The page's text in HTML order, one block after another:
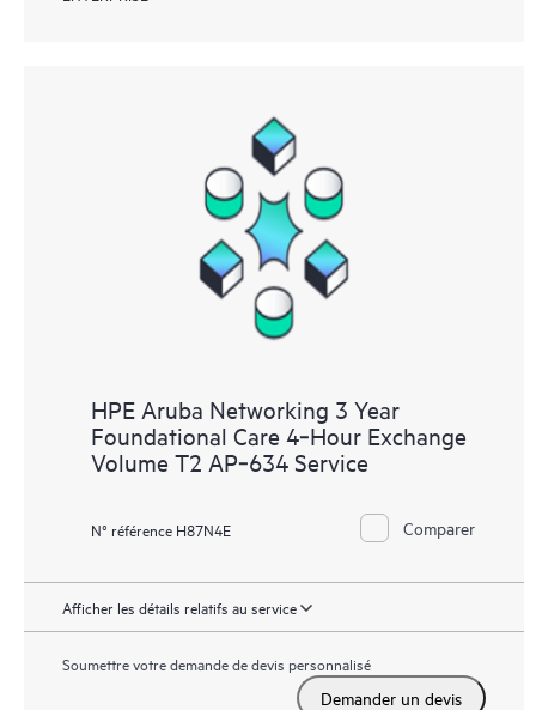
HPE Aruba Networking 3 Year
Foundational Care 4‑Hour Exchange
Volume T2 AP‑634 Service
N° référence H87N4E Comparer
Afficher les détails relatifs au service
Soumettre votre demande de devis personnalisé
Demander un devis